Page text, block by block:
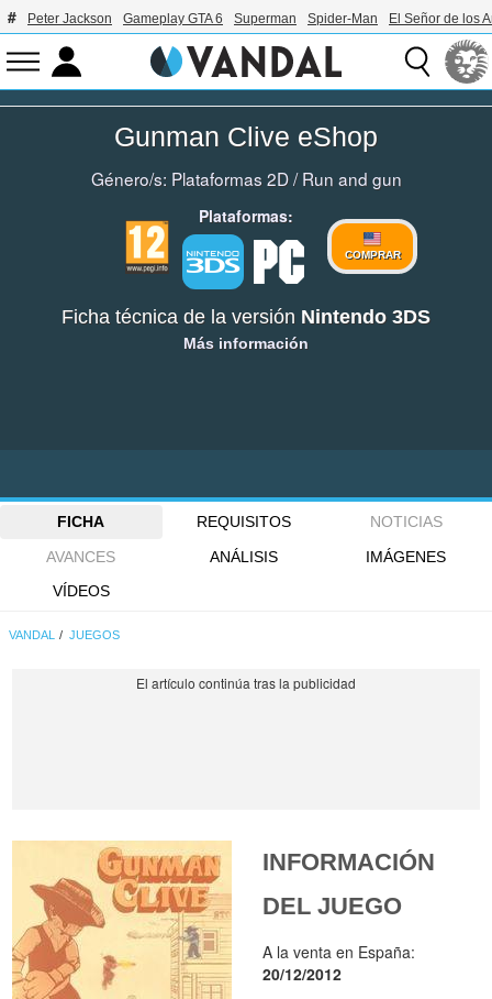
Peter Jackson Gameplay GTA 6 Superman Spider-Man El Señor de los
Gunman Clive eShop
Género/s: Plataformas 2D/Run and gun
Plataformas:
COMPRAR
Ficha técnica de la versión Nintendo 3DS
Más información
FICHA REQUISITOS
NOTICIAS
AVANCES
ANÁLISIS
IMÁGENES
VÍDEOS
VANDAL JUEGOS
INFORMACIÓN
DEL JUEGO
A la venta en España:
20/12/2012